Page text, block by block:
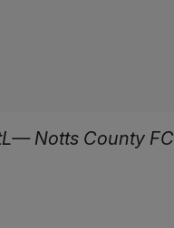
Notts County FC